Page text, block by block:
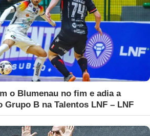
o Blumenau no fim e adia a
Grupo B na Talentos LNF – LNF